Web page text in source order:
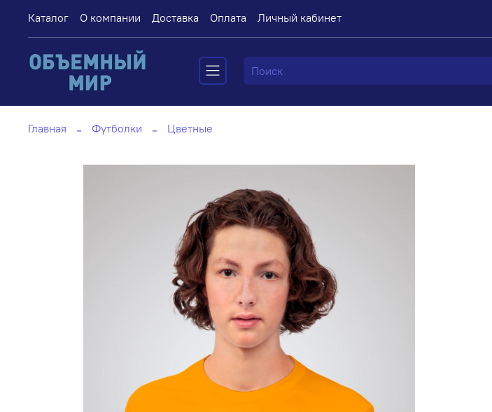
Каталог О компании Доставка Оплата Личный кабинет
Главная Футболки Цветные